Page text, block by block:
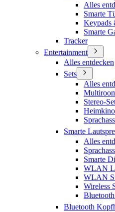
Alles
Smarte
Keypads
Smarte
Tracker
Entertainment
Alles entdecken
Sets
Alles
Stereo-
Smarte
Alles
Smarte
WLAN
WLAN
Wireless
Bluetooth